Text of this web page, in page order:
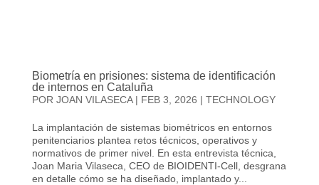
Biometría en prisiones: sistema de identificación
de internos en Cataluña
POR JOAN VILASECA| FEB 3, 2026 | TECHNOLOGY
La implantación de sistemas biométricos en entornos
penitenciarios plantea retos técnicos, operativos y
normativos de primer nivel. En esta entrevista técnica,
Joan Maria Vilaseca, CEO de BIOIDENTI-Cell, desgrana
en detalle cómo se ha diseñado, implantado y...